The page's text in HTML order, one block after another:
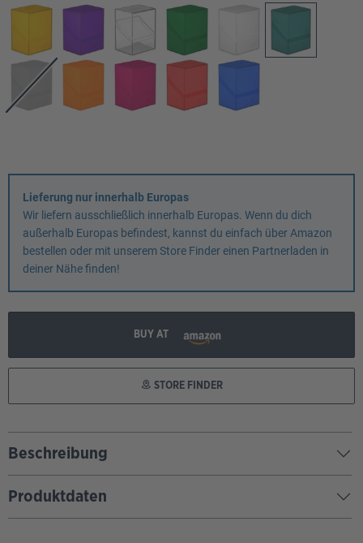
Lieferung nur innerhalb Europas
Wir liefern ausschließlich innerhalb Europas. Wenn du dich
außerhalb Europas befindest, kannst du einfach über Amazon
bestellen oder mit unserem Store Finder einen Partnerladen in
deiner Nähe finden!
BUY AT
STORE FINDER
Beschreibung
Produktdaten